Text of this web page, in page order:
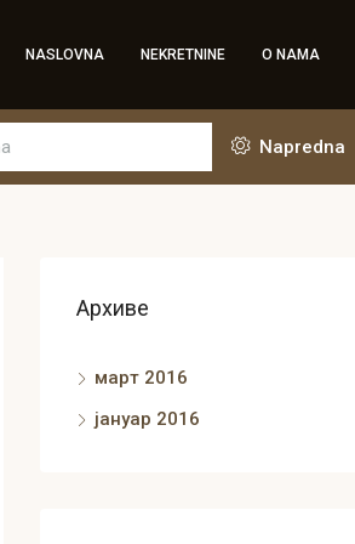
NASLOVNA NEKRETNINE O NAMA
Napredna
Архиве
март 2016
јануар 2016